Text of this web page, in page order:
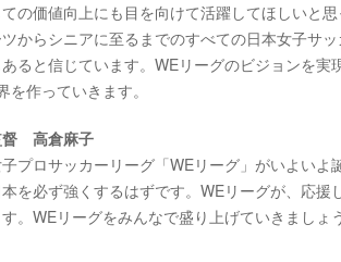
の価値向上にも目を向けて活躍してほしいと
からシニアに至るまでのすべての日本女子サ
ると信じています。WEリーグのビジョンを
作っていきます。
督 高倉麻子
プロサッカーリーグ「WEリーグ」がいよい
を必ず強くするはずです。WEリーグが、応援
。WEリーグをみんなで盛り上げていきましょう